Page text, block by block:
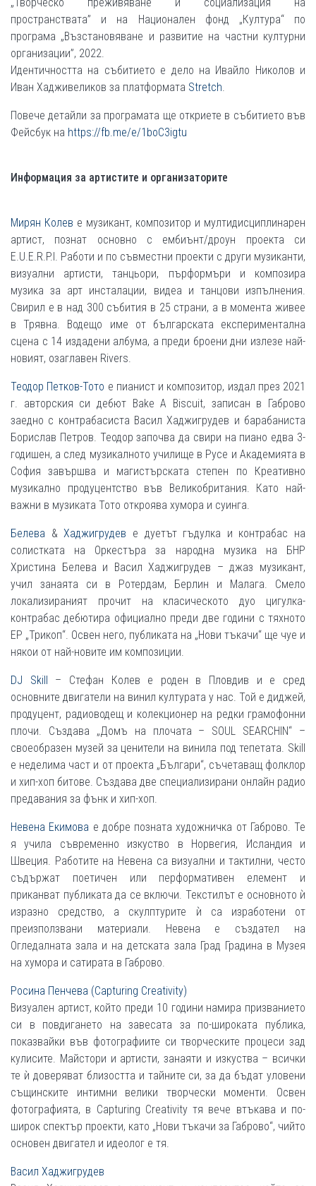
пространствата” и на Национален фонд „Култура“ по
програма „Възстановяване и развитие на частни културни
организации”, 2022.
Идентичността на събитието е дело на Ивайло Николов и
Иван Хадживеликов за платформата Stretch.
Повече детайли за програмата ще откриете в събитието във
Фейсбук на https://fb.me/e/1boC3igtu
Информация за артистите и организаторите
Мирян Колев е музикант, композитор и мултидисциплинарен
артист, познат основно с ембиънт/дроун проекта си
E.U.E.R.P.I. Работи и по съвместни проекти с други музиканти,
визуални артисти, танцьори, пърформъри и композира
музика за арт инсталации, видеа и танцови изпълнения.
Свирил е в над 300 събития в 25 страни, а в момента живее
в Трявна. Водещо име от българската експериментална
сцена с 14 издадени албума, а преди броени дни излезе най-
новият, озаглавен Rivers.
Теодор Петков-Тото е пианист и композитор, издал през 2021
г. авторския си дебют Bake A Biscuit, записан в Габрово
заедно с контрабасиста Васил Хаджигрудев и барабаниста
Борислав Петров. Теодор започва да свири на пиано едва 3-
годишен, а след музикалното училище в Русе и Академията в
София завършва и магистърската степен по Креативно
музикално продуцентство във Великобритания. Като най-
важни в музиката Тото откроява хумора и суинга.
Белева &Хаджигрудев е дуетът гъдулка и контрабас на
солистката на Оркестъра за народна музика на БНР
Христина Белева и Васил Хаджигрудев – джаз музикант,
учил занаята си в Ротердам, Берлин и Малага. Смело
локализираният прочит на класическото дуо цигулка-
контрабас дебютира официално преди две години с тяхното
EP „Трикоп“. Освен него, публиката на „Нови тъкачи“ ще чуе и
някои от най-новите им композиции.
DJ Skill – Стефан Колев е роден в Пловдив и е сред
основните двигатели на винил културата у нас. Той е диджей,
продуцент, радиоводещ и колекционер на редки грамофонни
плочи. Създава „Домъ на плочата – SOUL SEARCHIN“ –
своеобразен музей за ценители на винила под тепетата. Skill
е неделима част и от проекта „Българи“, съчетаващ фолклор
и хип-хоп битове. Създава две специализирани онлайн радио
предавания за фънк и хип-хоп.
Невена Екимова е добре позната художничка от Габрово. Те
я учила съвременно изкуство в Норвегия, Исландия и
Швеция. Работите на Невена са визуални и тактилни, често
съдържат поетичен или перформативен елемент и
приканват публиката да се включи. Текстилът е основното ѝ
изразно средство, а скулптурите ѝ са изработени от
преизползвани материали. Невена е създател на
Огледалната зала и на детската зала Град Градина в Музея
на хумора и сатирата в Габрово.
Росина Пенчева (Capturing Creativity)
Визуален артист, който преди 10 години намира призванието
си в повдигането на завесата за по-широката публика,
показвайки във фотографиите си творческите процеси зад
кулисите. Майстори и артисти, занаяти и изкуства – всички
те ѝ доверяват близостта и тайните си, за да бъдат уловени
същинските интимни велики творчески моменти. Освен
фотографията, в Capturing Creativity тя вече втъкава и по-
широк спектър проекти, като „Нови тъкачи за Габрово“, чийто
основен двигател и идеолог е тя.
Васил Хаджигрудев